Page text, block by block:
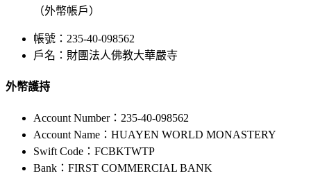
（外幣帳戶）
帳號：235-40-098562
戶名：財團法人佛教大華嚴寺
外幣護持
Account Number：235-40-098562
Account Name：HUAYEN WORLD MONASTERY
Swift Code：FCBKTWTP
Bank：FIRST COMMERCIAL BANK